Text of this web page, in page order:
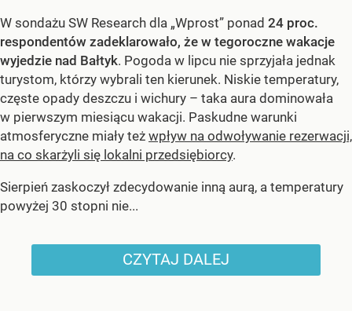
W sondażu SW Research dla „Wprost” ponad 24 proc.
respondentów zadeklarowało, że w tegoroczne wakacje
wyjedzie nad Bałtyk. Pogoda w lipcu nie sprzyjała jednak
turystom, którzy wybrali ten kierunek. Niskie temperatury,
częste opady deszczu i wichury – taka aura dominowała
w pierwszym miesiącu wakacji. Paskudne warunki
atmosferyczne miały też wpływ na odwoływanie rezerwacji,
na co skarżyli się lokalni przedsiębiorcy.
Sierpień zaskoczył zdecydowanie inną aurą, a temperatury
powyżej 30 stopni nie...
CZYTAJ DALEJ